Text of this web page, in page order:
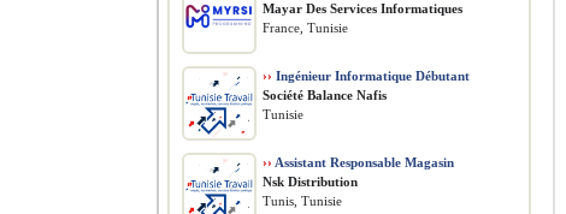
Mayar Des Services Informatiques
France, Tunisie
›› Ingénieur Informatique Débutant
Société Balance Nafis
Tunisie
›› Assistant Responsable Magasin
Nsk Distribution
Tunis, Tunisie